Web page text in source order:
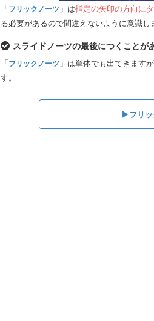
「フリックノーツ 」は指定の矢印の方向に
る必要があるので間違えないように意識し
スライドノーツの最後につくことが
「フリックノーツ 」は単体でも出てきますが
す。
▶︎フリッ